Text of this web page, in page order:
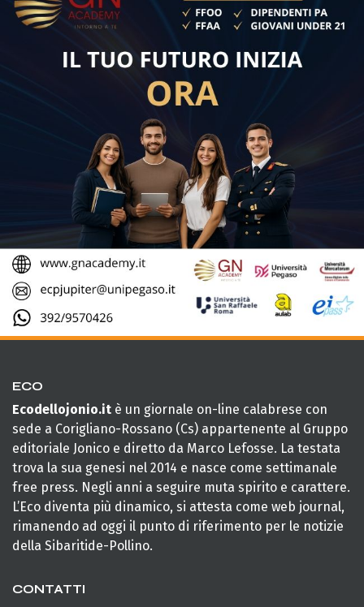
ECO
Ecodellojonio.it è un giornale on-line calabrese con
sede a Corigliano-Rossano (Cs) appartenente al Gruppo
editoriale Jonico e diretto da Marco Lefosse. La testata
trova la sua genesi nel 2014 e nasce come settimanale
free press. Negli anni a seguire muta spirito e carattere.
L’Eco diventa più dinamico, si attesta come web journal,
rimanendo ad oggi il punto di riferimento per le notizie
della Sibaritide-Pollino.
CONTATTI